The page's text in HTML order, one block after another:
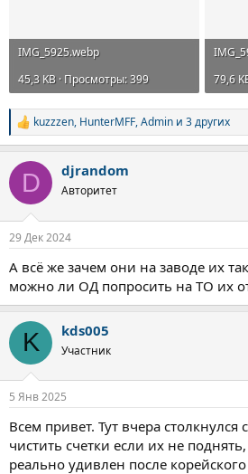
IMG_5925.webp
45,3 KB · Просмотры: 399
79,6
С
и
п
т
:
kuzzzen, HunterMFF,Admin и 3 других
D djrandom
Авторитет
29 Дек 2024
А всё же зачем они на заводе их
можно ли ОД попросить на ТО их
K kds005
Участник
5 Янв 2025
Всем привет. Тут вчера столкнулся
чистить счетки если их не
реально удивлен после